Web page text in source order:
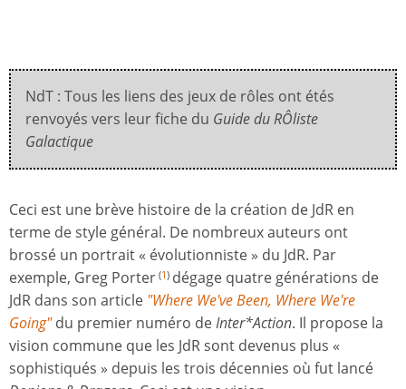
NdT : Tous les liens des jeux de rôles ont étés
renvoyés vers leur fiche du Guide du RÔliste
Galactique
Ceci est une brève histoire de la création de JdR en
terme de style général. De nombreux auteurs ont
brossé un portrait « évolutionniste » du JdR. Par
exemple, Greg Porter (1) dégage quatre générations de
JdR dans son article "Where We've Been, Where We're
Going"du premier numéro deInter*Action. Il propose la
vision commune que les JdR sont devenus plus «
sophistiqués » depuis les trois décennies où fut lancé